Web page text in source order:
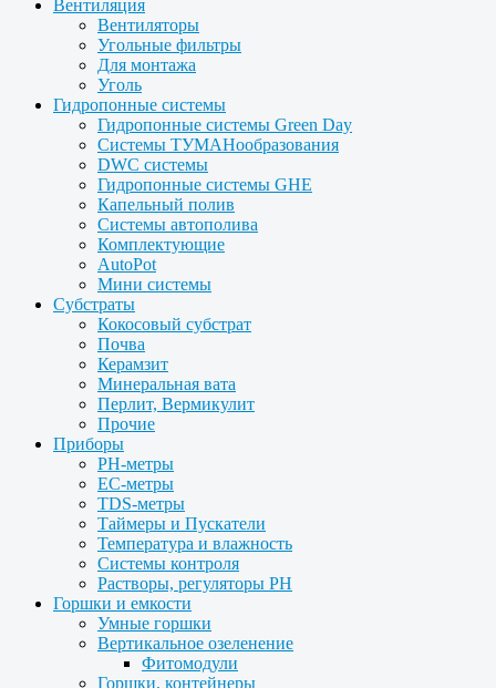
Вентиляция
Вентиляторы
Угольные фильтры
Для монтажа
Уголь
Гидропонные системы
Гидропонные системы Green Day
Системы ТУМАНообразования
DWC системы
Гидропонные системы GHE
Капельный полив
Системы автополива
Комплектующие
AutoPot
Мини системы
Субстраты
Кокосовый субстрат
Почва
Керамзит
Минеральная вата
Перлит, Вермикулит
Прочие
Приборы
PH-метры
EC-метры
TDS-метры
Таймеры и Пускатели
Температура и влажность
Системы контроля
Растворы, регуляторы PH
Горшки и емкости
Умные горшки
Вертикальное озеленение
Фитомодули
Горшки, контейнеры